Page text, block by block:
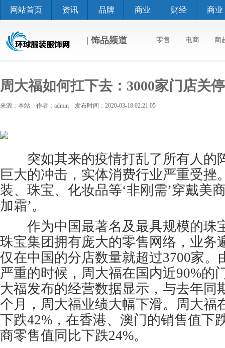
网站首页 资讯 品牌 商业 财经 商业
| 饰品频道 零售 电商 商
周大福如何扛下去：3000家门店关
来源：本站 作者：admin 发布时间：2020-03-18 02:21:05
突如其来的疫情打乱了所有人的
巨大的冲击，实体消费行业严重受挫
装、珠宝、化妆品等‘非刚需’穿戴美
加霜’。
作为中国最著名及最具规模的珠
珠宝集团拥有庞大的零售网络，业务
仅在中国的分店数量就超过3700家。
严重的时候，周大福在国内近90%的
大福发布的经营数据显示，与去年同
个月，周大福业绩大幅下滑。周大福
下跌42%，在香港、澳门的销售值下
商零售值同比下跌24%。